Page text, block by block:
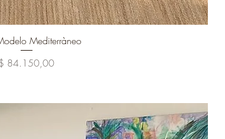
Vista rápidaMediterràneo
84.150,00